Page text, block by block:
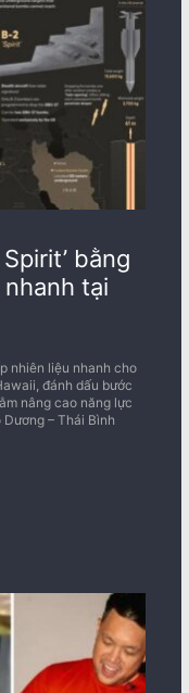
bằng
tại
nhiên liệu nhanh cho
đánh dấu bước
nâng cao năng lực
– Thái Bình